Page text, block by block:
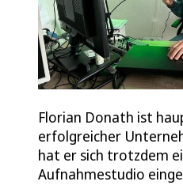
Florian Donath ist
erfolgreicher
hat er sich trotzdem
Aufnahmestudio